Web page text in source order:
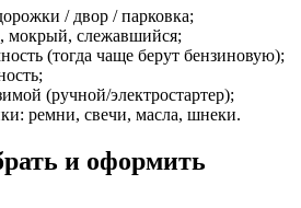
/ двор / парковка;
мокрый, слежавшийся;
(тогда чаще берут бензиновую);
(ручной/электростартер);
ремни, свечи, масла, шнеки.
и оформить